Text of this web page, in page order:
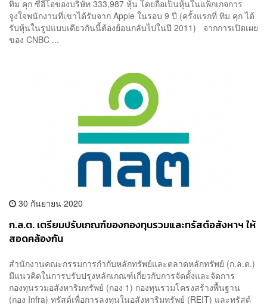
ทิม คุก ซีอีโอของบริษัท 333,987 หุ้น โดยถือเป็นหุ้นในแพ็กเกจการ
จูงใจพนักงานที่เขาได้รับจาก Apple ในรอบ 9 ปี (ครั้งแรกที่ ทิม คุก ได้
รับหุ้นในรูปแบบเดียวกันนี้ต้องย้อนกลับไปในปี 2011) จากการเปิดเผย
ของ CNBC ...
30 กันยายน 2020
ก.ล.ต. เตรียมปรับเกณฑ์ของกองทุนรวมและทรัสต์อสังหาฯ ให้
สอดคล้องกัน
สำนักงานคณะกรรมการกำกับหลักทรัพย์และตลาดหลักทรัพย์ (ก.ล.ต.)
มีแนวคิดในการปรับปรุงหลักเกณฑ์เกี่ยวกับการจัดตั้งและจัดการ
กองทุนรวมอสังหาริมทรัพย์ (กอง 1) กองทุนรวมโครงสร้างพื้นฐาน
(กอง Infra) ทรัสต์เพื่อการลงทุนในอสังหาริมทรัพย์ (REIT) และทรัสต์